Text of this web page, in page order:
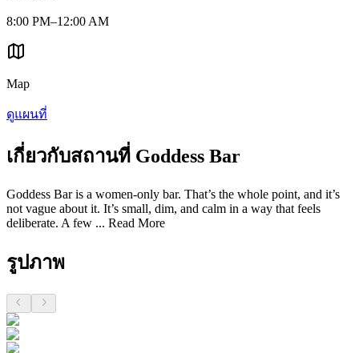
8:00 PM–12:00 AM
Map
ดูแผนที่
เกี่ยวกับสถานที่ Goddess Bar
Goddess Bar is a women-only bar. That’s the whole point, and it’s
not vague about it. It’s small, dim, and calm in a way that feels
deliberate. A few ... Read More
รูปภาพ